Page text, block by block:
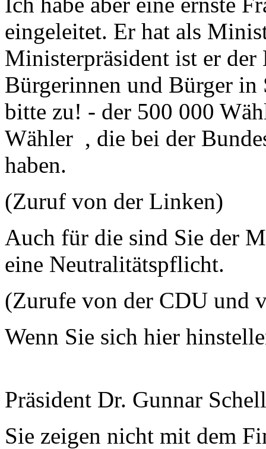
eingeleitet. Er hat als
Ministerpräsident ist er
Bürgerinnen und Bürger in
bitte zu! - der 500 000
Wähler , die bei der
haben.
(Zuruf von der Linken)
Auch für die sind Sie der
eine Neutralitätspflicht.
(Zurufe von der CDU und
Wenn Sie sich hier
Präsident Dr. Gunnar
Sie zeigen nicht mit dem